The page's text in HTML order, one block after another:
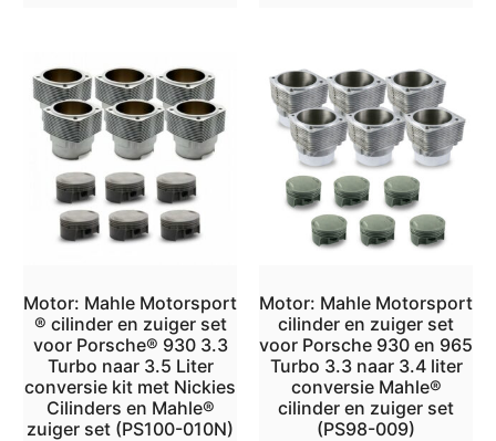
Motor: Mahle Motorsport
® cilinder en zuiger set
voor Porsche® 930 3.3
Turbo naar 3.5 Liter
conversie kit met Nickies
Cilinders en Mahle®
zuiger set (PS100-010N)
Motor: Mahle Motorsport
cilinder en zuiger set
voor Porsche 930 en 965
Turbo 3.3 naar 3.4 liter
conversie Mahle®
cilinder en zuiger set
(PS98-009)